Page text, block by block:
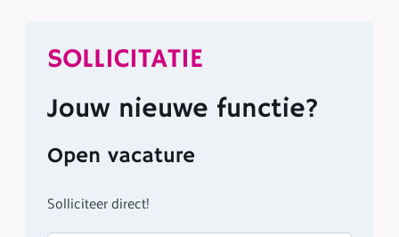
SOLLICITATIE
Jouw nieuwe functie?
Open vacature
Solliciteer direct!